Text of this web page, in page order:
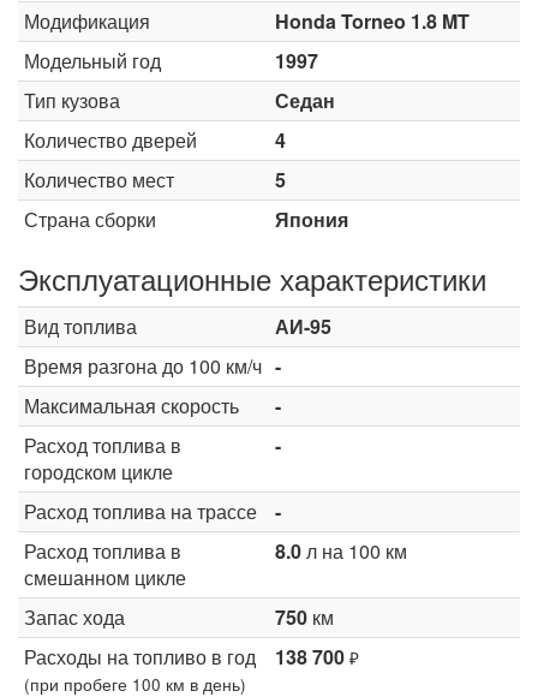
Модификация
Honda Torneo 1.8 MT
Модельный год
1997
Тип кузова
Седан
Количество дверей
4
Количество мест
5
Страна сборки
Япония
Эксплуатационные характеристики
Вид топлива
АИ-95
Время разгона до 100 км/ч -
Максимальная скорость
-
Расход топлива в
городском цикле
-
Расход топлива на трассе
-
Расход топлива в
смешанном цикле
8.0л на 100 км
Запас хода 750 км
Расходы на топливо в год
(при пробеге 100 км в день)
138 700 ₽